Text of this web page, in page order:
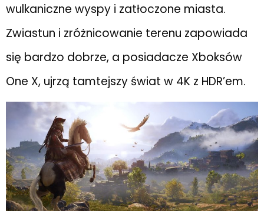
wulkaniczne wyspy i zatłoczone miasta.
Zwiastun i zróżnicowanie terenu zapowiada
się bardzo dobrze, a posiadacze Xboksów
One X, ujrzą tamtejszy świat w 4K z HDR’em.